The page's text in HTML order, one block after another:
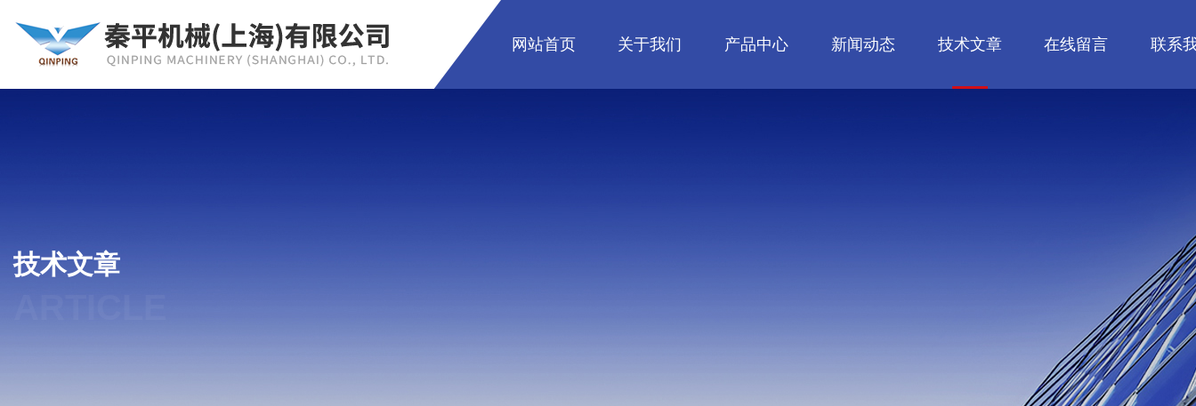
网站首页 关于我们 产品中心 新闻动态 技术文章 在线留言 联系
技术文章